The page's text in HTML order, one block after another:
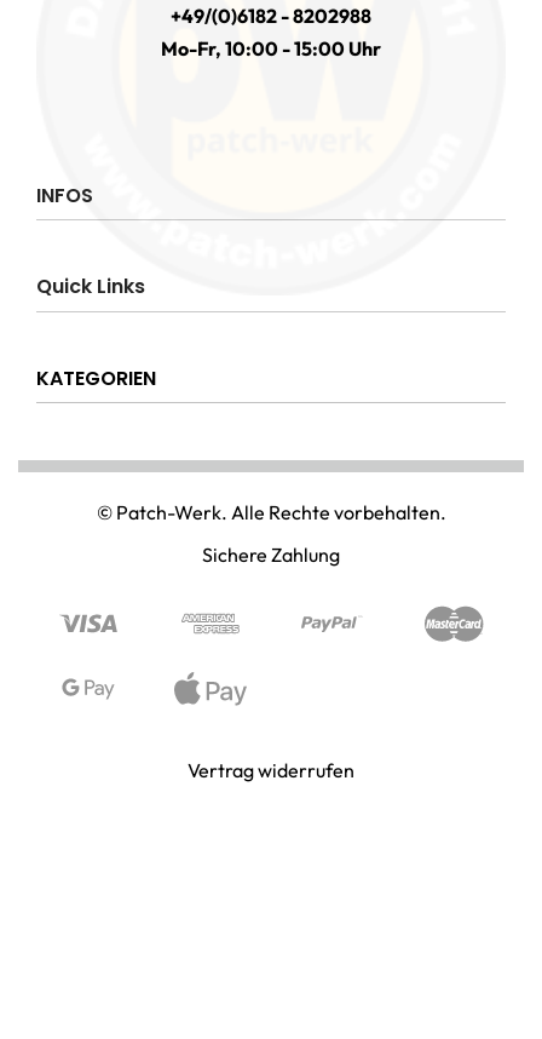
+49/(0)6182 - 8202988
Mo-Fr, 10:00 - 15:00 Uhr
INFOS
Widerrufsrecht
Versandkostenpauschale
Quick Links
Mein Konto
KATEGORIEN
PAINTBALL & AIRSOFT
PUNISHER & SKULLS
WIKINGER & MITTELALTERWELTEN
© Patch-Werk. Alle Rechte vorbehalten.
Sichere Zahlung
Vertrag widerrufen